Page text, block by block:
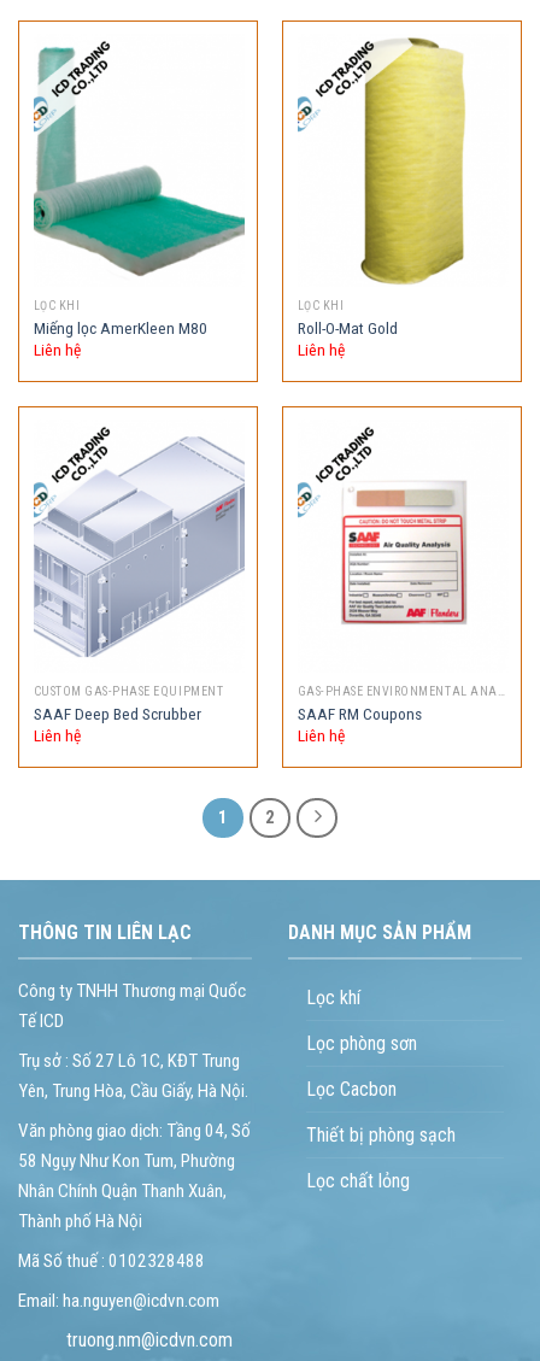
LỌC KHI
Miếng lọc AmerKleen M80
Liên hệ
LỌC KHI
Roll-O-Mat Gold
Liên hệ
CUSTOM GAS-PHASE EQUIPMENT
SAAF Deep Bed Scrubber
Liên hệ
GAS-PHASE ENVIRONMENTAL ANALYTICAL AND DESIGN SERVICES
SAAF RM Coupons
Liên hệ
1 2
THÔNG TIN LIÊN LẠC
Công ty TNHH Thương mại Quốc
Tế ICD
Trụ sở : Số 27 Lô 1C, KĐT Trung
Yên, Trung Hòa, Cầu Giấy, Hà Nội.
Văn phòng giao dịch: Tầng 04, Số
58 Ngụy Như Kon Tum, Phường
Nhân Chính Quận Thanh Xuân,
Thành phố Hà Nội
Mã Số thuế : 0102328488
Email: ha.nguyen@icdvn.com
truong.nm@icdvn.com
DANH MỤC SẢN PHẨM
Lọc khí
Lọc phòng sơn
Lọc Cacbon
Thiết bị phòng sạch
Lọc chất lỏng